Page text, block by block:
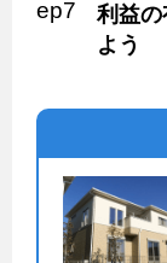
利益の
よう